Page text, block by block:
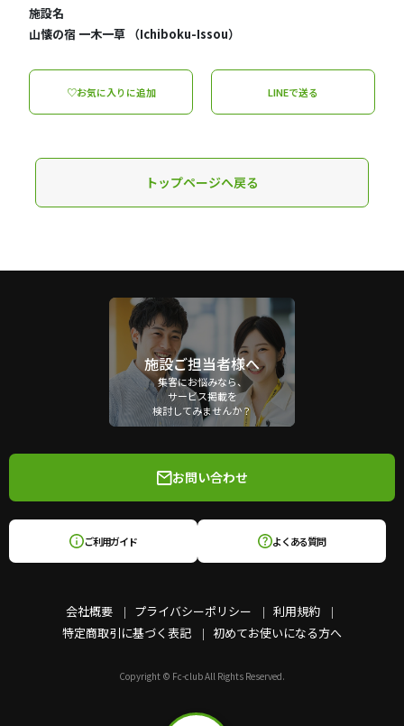
施設名
山懐の宿 一木一草 （Ichiboku-Issou）
♡お気に入りに追加 LINEで送る
トップページへ戻る
施設ご担当者様へ
集客にお悩みなら、
サービス掲載を
検討してみませんか？
会社概要 プライバシーポリシー
利用規約
特定商取引に基づく表記
初めてお使いになる方へ
お問い合わせ
ご利用ガイド よくある質問
Copyright © Fc-club All Rights Reserved.